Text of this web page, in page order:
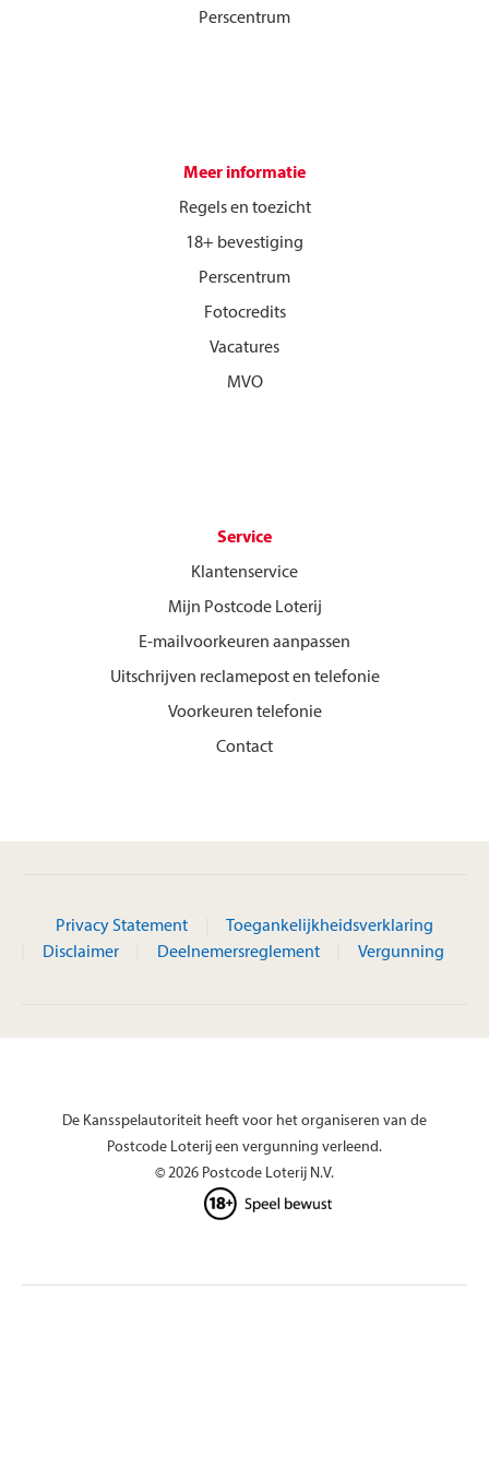
Perscentrum
Meer informatie
Regels en toezicht
18+ bevestiging
Perscentrum
Fotocredits
Vacatures
MVO
Service
Klantenservice
Mijn Postcode Loterij
E-mailvoorkeuren aanpassen
Uitschrijven reclamepost en telefonie
Voorkeuren telefonie
Contact
Privacy Statement
Toegankelijkheidsverklaring
Disclaimer
Deelnemersreglement Vergunning
De Kansspelautoriteit heeft voor het organiseren van de
Postcode Loterij een vergunning verleend.
© 2026 Postcode Loterij N.V.